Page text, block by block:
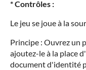
* Contrôles :
Le jeu se joue à la
Principe : Ouvrez un
ajoutez-le à la place
document d'identité